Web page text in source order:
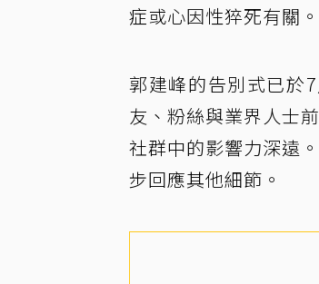
症或心因性猝死有關。
郭建峰的告別式已於
友、粉絲與業界人士
社群中的影響力深遠
步回應其他細節。